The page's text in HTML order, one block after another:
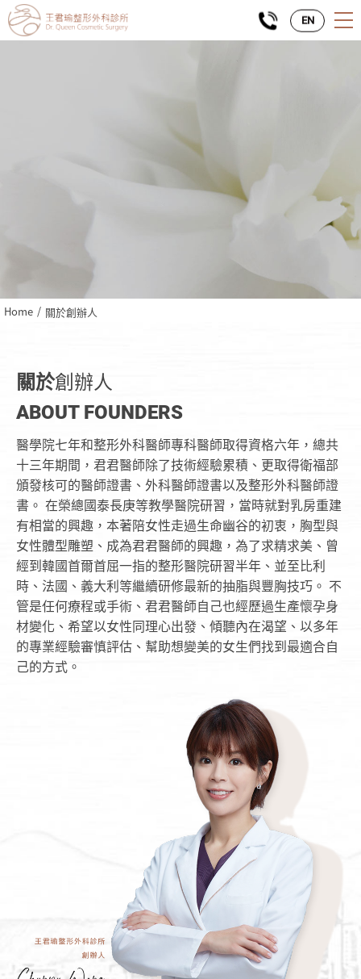
EN
Home 關於創辦人
關於創辦人
ABOUT FOUNDERS
醫學院七年和整形外科醫師專科醫師取得資格六年，總共
十三年期間，君君醫師除了技術經驗累積、更取得衛福部
頒發核可的醫師證書、外科醫師證書以及整形外科醫師證
書。 在榮總國泰長庚等教學醫院研習，當時就對乳房重建
有相當的興趣，本著陪女性走過生命幽谷的初衷，胸型與
女性體型雕塑、成為君君醫師的興趣，為了求精求美、曾
經到韓國首爾首屈一指的整形醫院研習半年、並至比利
時、法國、義大利等繼續研修最新的抽脂與豐胸技巧。 不
管是任何療程或手術、君君醫師自己也經歷過生產懷孕身
材變化、希望以女性同理心出發、傾聽內在渴望、以多年
的專業經驗審慎評估、幫助想變美的女生們找到最適合自
己的方式。